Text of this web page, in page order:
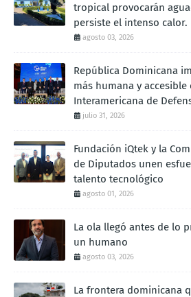
tropical provocarán
persiste el intenso calor.
agosto 03, 2026
República Dominicana
más humana y accesible
Interamericana de
julio 31, 2026
Fundación iQtek y la
de Diputados unen
talento tecnológico
agosto 01, 2026
La ola llegó antes de lo
un humano
agosto 03, 2026
La frontera dominicana